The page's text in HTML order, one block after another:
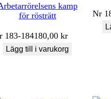
kamp
för rösträtt
183-184180,00kr
Lägg till i varukorg
Nr